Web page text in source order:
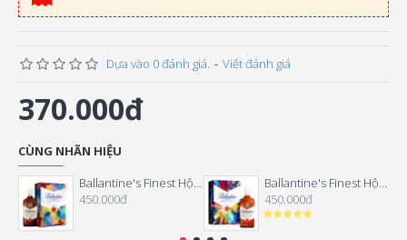
Dựa vào 0 đánh giá. - Viết đánh giá
370.000đ
CÙNG NHÃN HIỆU
Ballantine's Finest Hộp quà Tết 2026
450.000đ
Ballantine's Finest Hộp quà Tết 2025
450.000đ